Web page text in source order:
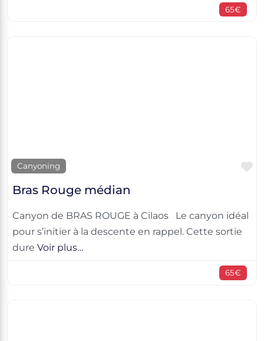
65€
Canyoning
Bras Rouge médian
Canyon de BRAS ROUGE à Cilaos Le canyon idéal
pour s’initier à la descente en rappel. Cette sortie
dure Voir plus…
65€